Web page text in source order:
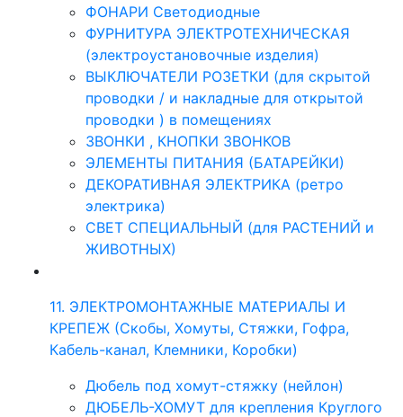
ФОНАРИ Светодиодные
ФУРНИТУРА ЭЛЕКТРОТЕХНИЧЕСКАЯ
(электроустановочные изделия)
ВЫКЛЮЧАТЕЛИ РОЗЕТКИ (для скрытой
проводки / и накладные для открытой
проводки ) в помещениях
ЗВОНКИ , КНОПКИ ЗВОНКОВ
ЭЛЕМЕНТЫ ПИТАНИЯ (БАТАРЕЙКИ)
ДЕКОРАТИВНАЯ ЭЛЕКТРИКА (ретро
электрика)
СВЕТ СПЕЦИАЛЬНЫЙ (для РАСТЕНИЙ и
ЖИВОТНЫХ)
11. ЭЛЕКТРОМОНТАЖНЫЕ МАТЕРИАЛЫ И
КРЕПЕЖ (Скобы, Хомуты, Стяжки, Гофра,
Кабель-канал, Клемники, Коробки)
Дюбель под хомут-стяжку (нейлон)
ДЮБЕЛЬ-ХОМУТ для крепления Круглого